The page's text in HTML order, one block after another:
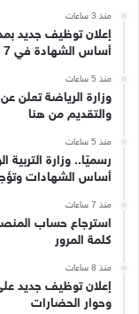
منذ 3 ساعات
إعلان توظيف جديد
أساس الشهادة في 7 ولايات
منذ 5 ساعات
والتقديم من هنا
منذ 5 ساعات
رسميًا.. وزارة
أساس الشهادات وتؤجل
منذ 7 ساعات
استرجاع حساب
كلمة المرور
منذ 8 ساعات
إعلان توظيف جديد
وحوار الحضارات